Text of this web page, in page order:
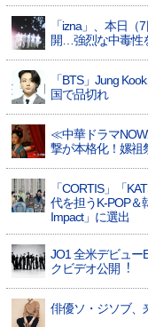
「izna」、本日
開…強烈な中毒性
「BTS」Jung
国で品切れ
≪中華ドラマ
撃が本格化！嫘祖
「CORTIS」「
代を担うK-POP＆
Impact」に選出
JO1 全⽶デビュー
クビデオ公開︕
俳優ソ・ジソブ、